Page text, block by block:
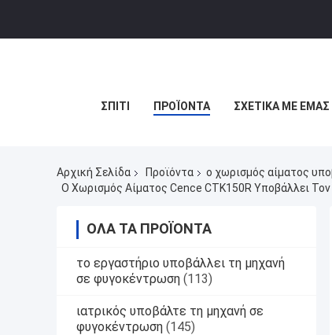
ΣΠΊΤΙ ΠΡΟΪΌΝΤΑ ΣΧΕΤΙΚΆ ΜΕ ΕΜΆΣ
Αρχική Σελίδα Προϊόντα
ο χωρισμός αίματος
Ο Χωρισμός Αίματος Cence CTK150R Υποβάλλει
ΌΛΑ ΤΑ ΠΡΟΪΌΝΤΑ
το εργαστήριο υποβάλλει τη μηχανή
σε φυγοκέντρωση (113)
ιατρικός υποβάλτε τη μηχανή σε
φυγοκέντρωση (145)